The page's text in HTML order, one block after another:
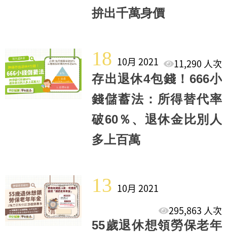
拚出千萬身價
18 10月 2021
11,290 人次
存出退休4包錢！666小
錢儲蓄法：所得替代率
破60％、退休金比別人
多上百萬
13 10月 2021
295,863 人次
55歲退休想領勞保老年